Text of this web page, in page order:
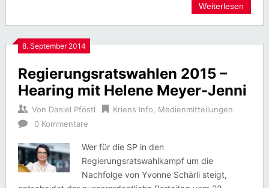
Weiterlesen
8. September 2014
Regierungsratswahlen 2015 –
Hearing mit Helene Meyer-Jenni
Von Daniel Pföstl Kriens Info
Medienmitteilungen
0 Kommentare
Wer für die SP in den
Regierungsratswahlkampf um die
Nachfolge von Yvonne Schärli steigt,